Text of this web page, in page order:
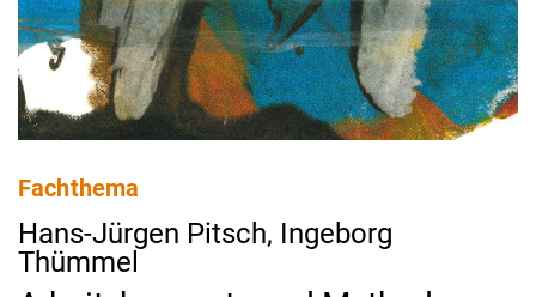
Fachthema
Hans-Jürgen Pitsch, Ingeborg
Thümmel